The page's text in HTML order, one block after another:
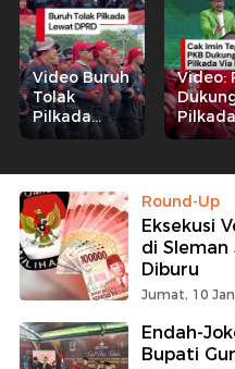
Video Buruh
Tolak
Pilkada
Lewat
Rakyat
Nggak Mau
Balik Zaman
Orba
Video:
Pilkada
Sebut
Via
Round-Up
Eksekusi
di Sleman
Diburu
Jumat, 10 Jan
Endah-
Bupati